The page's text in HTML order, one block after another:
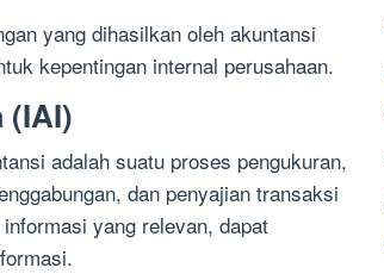
yang dihasilkan oleh akuntansi
kepentingan internal perusahaan.
(IAI)
adalah suatu proses pengukuran,
dan penyajian transaksi
yang relevan, dapat